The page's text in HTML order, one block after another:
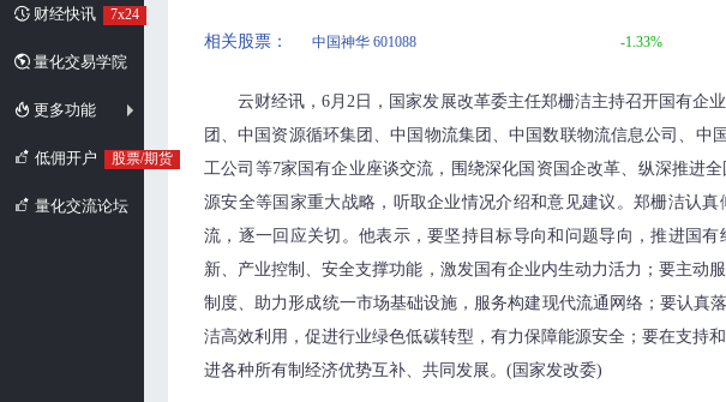
财经快讯 7x24
量化交易学院
更多功能
低佣开户 股票/期货
量化交流论坛
相关股票： 中国神华 601088 -1.33%
云财经讯，6月2日，国家发展改革委主任郑栅洁主持召开国有企
团、中国资源循环集团、中国物流集团、中国数联物流信息公司、中
工公司等7家国有企业座谈交流，围绕深化国资国企改革、纵深推进
源安全等国家重大战略，听取企业情况介绍和意见建议。郑栅洁认
流，逐一回应关切。他表示，要坚持目标导向和问题导向，推进国
新、产业控制、安全支撑功能，激发国有企业内生动力活力；要主动
制度、助力形成统一市场基础设施，服务构建现代流通网络；要认真
洁高效利用，促进行业绿色低碳转型，有力保障能源安全；要在支持
进各种所有制经济优势互补、共同发展。(国家发改委)